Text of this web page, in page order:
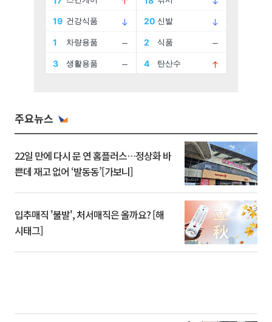
주요뉴스
22일 만에 다시 문 연 홈플러스…정상화 바
쁜데 재고 없어 ‘발동동’[가보니]
입추매직 '불발', 처서매직은 올까요? [해
시태그]